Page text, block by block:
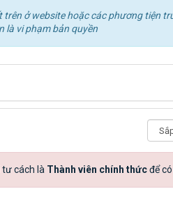
trên ở website hoặc các phương tiện
vi phạm bản quyền
tư cách là Thành viên chính thứcđể